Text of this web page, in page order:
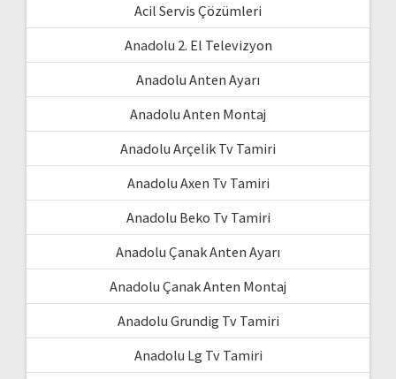
Acil Servis Çözümleri
Anadolu 2. El Televizyon
Anadolu Anten Ayarı
Anadolu Anten Montaj
Anadolu Arçelik Tv Tamiri
Anadolu Axen Tv Tamiri
Anadolu Beko Tv Tamiri
Anadolu Çanak Anten Ayarı
Anadolu Çanak Anten Montaj
Anadolu Grundig Tv Tamiri
Anadolu Lg Tv Tamiri